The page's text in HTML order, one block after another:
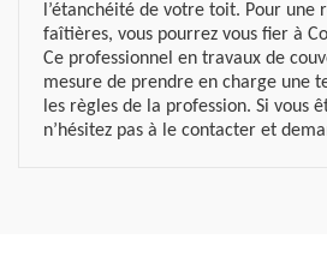
l’étanchéité de votre toit. Pour une
faîtières, vous pourrez vous fier à
Ce professionnel en travaux de
mesure de prendre en charge une
les règles de la profession. Si vous
n’hésitez pas à le contacter et